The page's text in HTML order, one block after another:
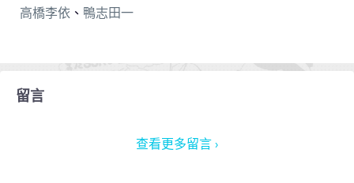
高橋李依 、 鴨志田一
留言
查看更多留言 ›